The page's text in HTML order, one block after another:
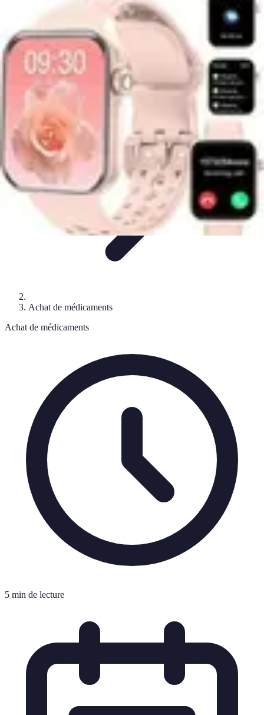
Medic Achat
Achats de Médicaments
MédicauxSécurité en ligne Sécurité des achats
Medic Achat
Achat de médicaments
Achat de médicaments
5 min de lecture